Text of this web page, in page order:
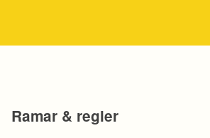
Ramar & regler